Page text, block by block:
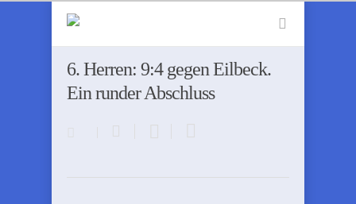
6. Herren: 9:4 gegen Eilbeck.
Ein runder Abschluss